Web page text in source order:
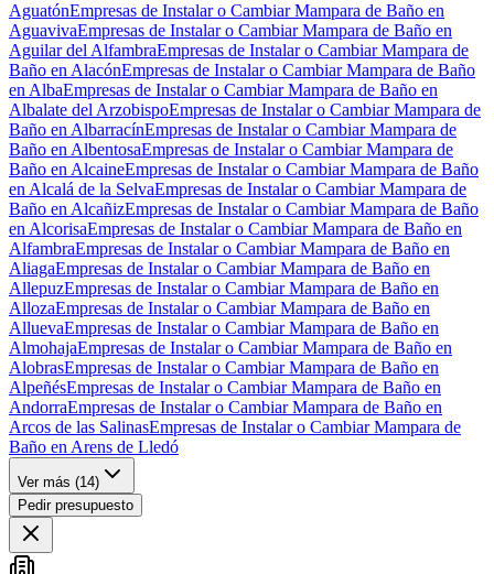
AguatónEmpresas de Instalar o Cambiar Mampara de Baño en
AguavivaEmpresas de Instalar o Cambiar Mampara de Baño en
Aguilar del AlfambraEmpresas de Instalar o Cambiar Mampara de
Baño en AlacónEmpresas de Instalar o Cambiar Mampara de Baño
en AlbaEmpresas de Instalar o Cambiar Mampara de Baño en
Albalate del ArzobispoEmpresas de Instalar o Cambiar Mampara de
Baño en AlbarracínEmpresas de Instalar o Cambiar Mampara de
Baño en AlbentosaEmpresas de Instalar o Cambiar Mampara de
Baño en AlcaineEmpresas de Instalar o Cambiar Mampara de Baño
en Alcalá de la SelvaEmpresas de Instalar o Cambiar Mampara de
Baño en AlcañizEmpresas de Instalar o Cambiar Mampara de Baño
en AlcorisaEmpresas de Instalar o Cambiar Mampara de Baño en
AlfambraEmpresas de Instalar o Cambiar Mampara de Baño en
AliagaEmpresas de Instalar o Cambiar Mampara de Baño en
AllepuzEmpresas de Instalar o Cambiar Mampara de Baño en
AllozaEmpresas de Instalar o Cambiar Mampara de Baño en
AlluevaEmpresas de Instalar o Cambiar Mampara de Baño en
AlmohajaEmpresas de Instalar o Cambiar Mampara de Baño en
AlobrasEmpresas de Instalar o Cambiar Mampara de Baño en
AlpeñésEmpresas de Instalar o Cambiar Mampara de Baño en
AndorraEmpresas de Instalar o Cambiar Mampara de Baño en
Arcos de las SalinasEmpresas de Instalar o Cambiar Mampara de
Baño en Arens de Lledó
Ver más (14)
Pedir presupuesto